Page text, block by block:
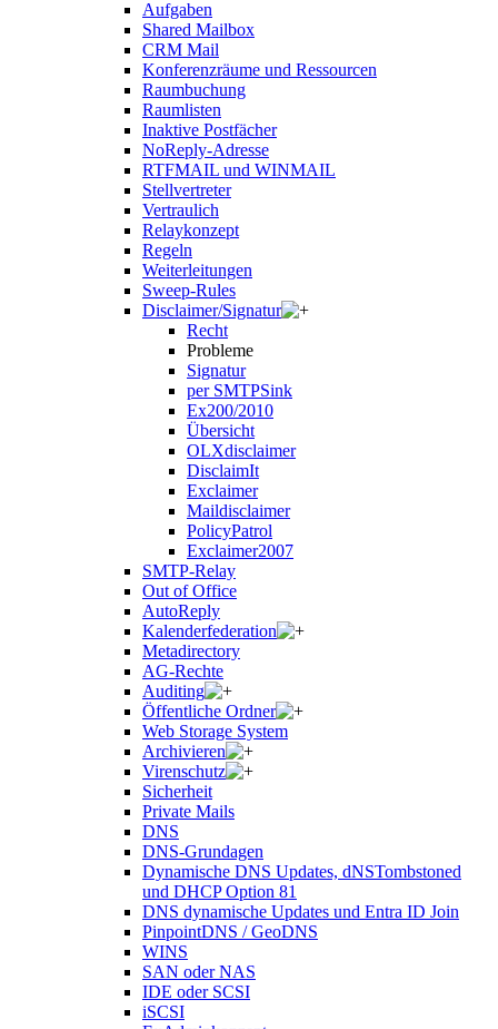
Aufgaben
Shared Mailbox
CRM Mail
Konferenzräume und Ressourcen
Raumbuchung
Raumlisten
Inaktive Postfächer
NoReply-Adresse
RTFMAIL und WINMAIL
Stellvertreter
Vertraulich
Relaykonzept
Regeln
Weiterleitungen
Sweep-Rules
Disclaimer/Signatur
Recht
Probleme
Signatur
per SMTPSink
Ex200/2010
Übersicht
OLXdisclaimer
DisclaimIt
Exclaimer
Maildisclaimer
PolicyPatrol
Exclaimer2007
SMTP-Relay
Out of Office
AutoReply
Kalenderfederation
Metadirectory
AG-Rechte
Auditing
Öffentliche Ordner
Web Storage System
Archivieren
Virenschutz
Sicherheit
Private Mails
DNS
DNS-Grundagen
Dynamische DNS Updates, dNSTombstoned
und DHCP Option 81
DNS dynamische Updates und Entra ID Join
PinpointDNS / GeoDNS
WINS
SAN oder NAS
IDE oder SCSI
iSCSI